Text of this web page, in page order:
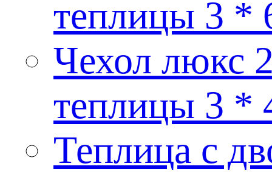
теплицы 3 *
Чехол люкс
теплицы 3 *
Теплица с